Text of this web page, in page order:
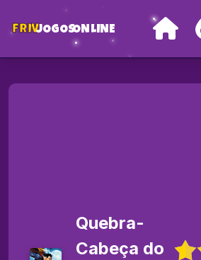
FRIVJOGOSONLINE
Quebra-
Cabeça do